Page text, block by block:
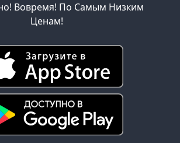
Вовремя! По Самым Низким
Ценам!